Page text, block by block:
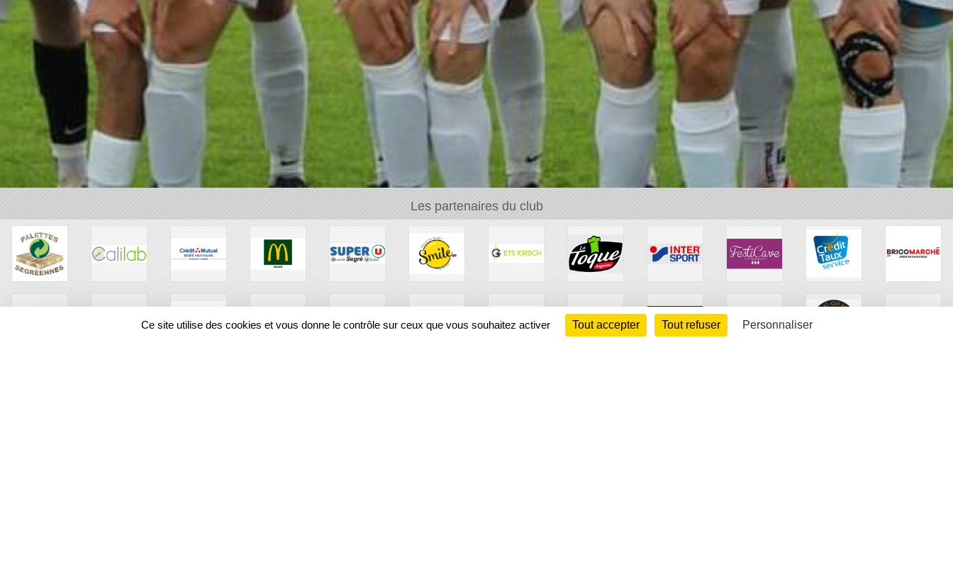
Les partenaires du club
Ce site utilise des cookies et vous donne le contrôle sur ceux que vous souhaitez activer Tout accepter Tout refuser Personnaliser